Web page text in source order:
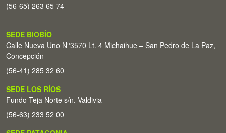
(56-65) 263 65 74
SEDE BIOBÍO
Calle Nueva Uno N°3570 Lt. 4 Michaihue – San Pedro de La Paz,
Concepción
(56-41) 285 32 60
SEDE LOS RÍOS
Fundo Teja Norte s/n. Valdivia
(56-63) 233 52 00